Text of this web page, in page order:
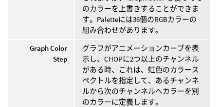
のカラーを上書きすることができま
す。Paletteには36個のRGBカラーの
組み合わせがあります。
Graph Color
Step
グラフがアニメーションカーブを表
示し、CHOPに2つ以上のチャンネル
がある時、これは、虹色のカラース
ペクトルを指定して、あるチャンネ
ルから次のチャンネルへカラーを別
のカラーに定義します。